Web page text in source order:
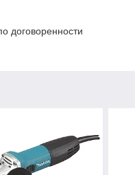
договоренности